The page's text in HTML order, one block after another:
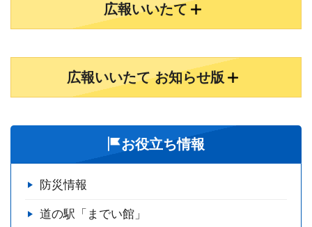
広報いいたて
広報いいたて お知らせ版
お役立ち情報
防災情報
道の駅「までい館」